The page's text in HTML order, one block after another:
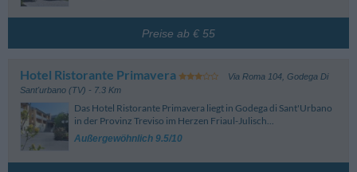
Aeroporto Ronchi Dei Legionari
Ronchi Dei Legionari (Gorz)
Wichtig: Die aufgeführten Fristen beziehen sich auf jene der Standard-
Reservierung. Je nach Buchungszeitraum, Zimmer und ausgewähltem Tarif
unterliegen diese Veränderungen. Achten Sie daher bei der Reservierung
auf die Details der einzelnen Tarife.
Preise ab € 55
Hotel Ristorante Primavera Via Roma 104, Godega Di
Sant'urbano (TV) - 7.3 Km
Das Hotel Ristorante Primavera liegt in Godega di Sant'Urbano
in der Provinz Treviso im Herzen Friaul-Julisch...
Außergewöhnlich 9.5/10